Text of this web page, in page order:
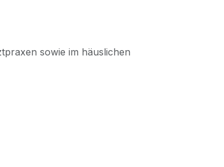
sowie im häuslichen